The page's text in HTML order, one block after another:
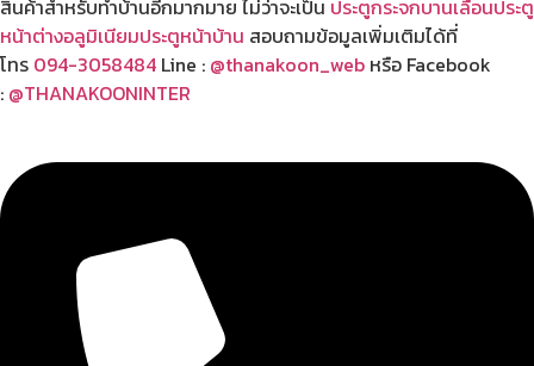
สินค้าสำหรับทำบ้านอีกมากมาย ไม่ว่าจะเป็น ประตูกระจกบานเลื่อนประตู
หน้าต่างอลูมิเนียมประตูหน้าบ้าน สอบถามข้อมูลเพิ่มเติมได้ที่
โทร 094-3058484 Line : @thanakoon_web หรือ Facebook
: @THANAKOONINTER